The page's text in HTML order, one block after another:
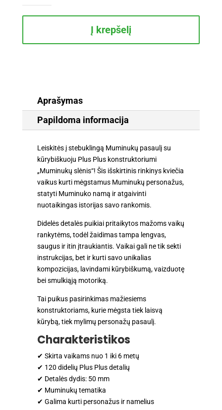
Plus
Plus
Į krepšelį
Aprašymas
Papildoma informacija
Leiskitės į stebuklingą Muminukų pasaulį su
kūrybiškuoju Plus Plus konstruktoriumi
„Muminukų slėnis“! Šis išskirtinis rinkinys kviečia
vaikus kurti mėgstamus Muminukų personažus,
statyti Muminuko namą ir atgaivinti
nuotaikingas istorijas savo rankomis.
Didelės detalės puikiai pritaikytos mažoms vaikų
rankytėms, todėl žaidimas tampa lengvas,
saugus ir itin įtraukiantis. Vaikai gali ne tik sekti
instrukcijas, bet ir kurti savo unikalias
kompozicijas, lavindami kūrybiškumą, vaizduotę
bei smulkiąją motoriką.
Tai puikus pasirinkimas mažiesiems
konstruktoriams, kurie mėgsta tiek laisvą
kūrybą, tiek mylimų personažų pasaulį.
Charakteristikos
✔ Skirta vaikams nuo 1 iki 6 metų
✔ 120 didelių Plus Plus detalių
✔ Detalės dydis: 50 mm
✔ Muminukų tematika
✔ Galima kurti personažus ir namelius